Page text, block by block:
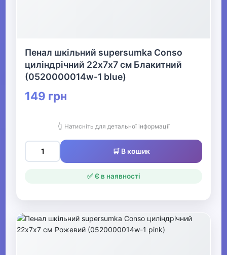
Пенал шкільний supersumka Conso
циліндрічний 22х7х7 см Блакитний
(0520000014w-1 blue)
149 грн
👆 Натисніть для детальної інформації
🛒 В кошик
✅ Є в наявності